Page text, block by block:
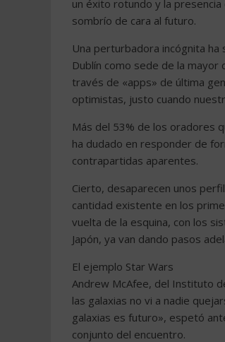
un éxito rotundo y la
sombrío de cara al futuro.
Una perturbadora incógnita
Dublín como sede de la
través de «apps» de última
optimistas, justo cuando
Más del 53% de los oradores
ha dudado en responder de
contrapartidas aparentes.
Cierto, desaparecen unos
cantidad existente en los
vuelta de la esquina, con los
Japón, ya van dando pasos
El ejemplo Star Wars
Andrew McAfee, del Instituto
las galaxias no vi a nadie
galaxias es futuro», espetó
conjunto del encuentro.